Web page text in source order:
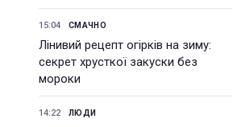
15:04 СМАЧНО
Лінивий рецепт огірків на зиму:
секрет хрусткої закуски без
мороки
14:22 ЛЮДИ